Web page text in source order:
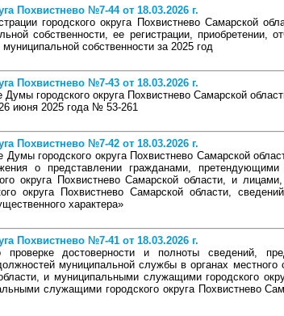
Похвистнево №7-44 от 18.03.2026 г.
городского округа Похвистнево Самарской
собственности, ее регистрации, приобретении,
собственности за 2025 год
Похвистнево №7-43 от 18.03.2026 г.
городского округа Похвистнево Самарской
июня 2025 года № 53-261
Похвистнево №7-42 от 18.03.2026 г.
городского округа Похвистнево Самарской
о представлении гражданами,
округа Похвистнево Самарской области, и
округа Похвистнево Самарской области,
характера»
Похвистнево №7-41 от 18.03.2026 г.
достоверности и полноты сведений,
муниципальной службы в органах местного
и муниципальными служащими городского
служащими городского округа Похвистнево